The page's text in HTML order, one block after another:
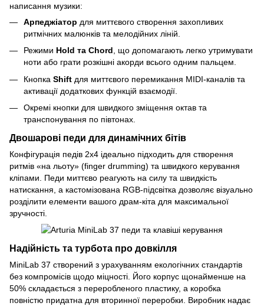
написання музики:
Арпеджіатор для миттєвого створення захопливих
ритмічних малюнків та мелодійних ліній.
Режими Hold та Chord, що допомагають легко утримувати
ноти або грати розкішні акорди всього одним пальцем.
Кнопка Shift для миттєвого перемикання MIDI-каналів та
активації додаткових функцій взаємодії.
Окремі кнопки для швидкого зміщення октав та
транспонування по півтонах.
Двошарові педи для динамічних бітів
Конфігурація педів 2x4 ідеально підходить для створення
ритмів «на льоту» (finger drumming) та швидкого керування
кліпами. Педи миттєво реагують на силу та швидкість
натискання, а кастомізована RGB-підсвітка дозволяє візуально
розділити елементи вашого драм-кіта для максимальної
зручності.
Надійність та турбота про довкілля
MiniLab 37 створений з урахуванням екологічних стандартів
без компромісів щодо міцності. Його корпус щонайменше на
50% складається з переробленого пластику, а коробка
повністю придатна для вторинної переробки. Виробник надає